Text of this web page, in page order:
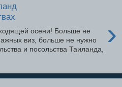
›
осени! Больше не
виз, больше не нужно
и посольства Таиланда,